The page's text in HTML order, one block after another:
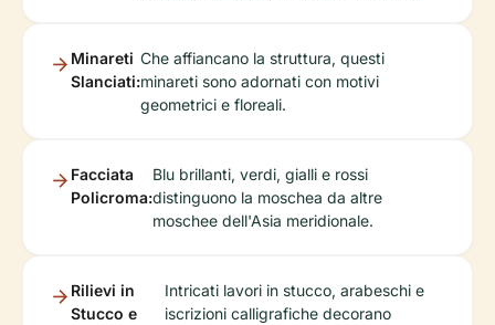
Minareti
Slanciati:
Che affiancano la struttura, questi
minareti sono adornati con motivi
geometrici e floreali.
Facciata
Policroma:
Blu brillanti, verdi, gialli e rossi
distinguono la moschea da altre
moschee dell'Asia meridionale.
Rilievi in
Stucco e
Intricati lavori in stucco, arabeschi e
iscrizioni calligrafiche decorano